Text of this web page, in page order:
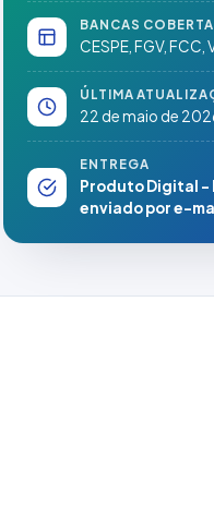
BANCAS
CESPE, FGV, FCC,
ÚLTIMA
22 de maio de
ENTREGA
Produto Digital -
enviado por e-